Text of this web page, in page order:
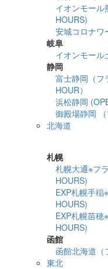
イオンモール
HOURS)
安城コロナワ
岐阜
イオンモール
静岡
富士静岡（
HOUR）
浜松静岡
御殿場静岡 （
北海道
札幌
札幌大通※フ
HOURS)
EXP札幌手稲
HOURS)
EXP札幌苗穂
HOURS)
函館
函館北海道（
東北